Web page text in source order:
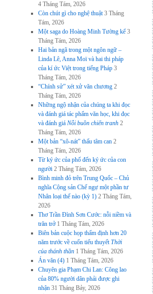
4 Tháng Tám, 2026
Còn chút gì cho nghệ thuật 3 Tháng
Tám, 2026
Một saga do Hoàng Minh Tường kể 3
Tháng Tám, 2026
Hai bản ngã trong một ngôn ngữ –
Linda Lê, Anna Moï và hai thi pháp
của kí ức Việt trong tiếng Pháp 3
Tháng Tám, 2026
“Chính sử” xét xử văn chương 2
Tháng Tám, 2026
Những ngộ nhận của chúng ta khi đọc
và đánh giá tác phẩm văn học, khi đọc
và đánh giá Nỗi buồn chiến tranh 2
Tháng Tám, 2026
Một bản “xô-nát” thấu tâm can 2
Tháng Tám, 2026
Từ ký ức của phố đến ký ức của con
người 2 Tháng Tám, 2026
Bình minh đỏ trên Trung Quốc – Chủ
nghĩa Cộng sản Chế ngự một phần tư
Nhân loại thế nào (kỳ 1) 2 Tháng Tám,
2026
Thơ Trần Đình Sơn Cước: nỗi niềm và
trăn trở 1 Tháng Tám, 2026
Biên bản cuộc họp thẩm định hơn 20
năm trước về cuốn tiểu thuyếtThời
của thánh thần 1 Tháng Tám, 2026
Án văn (4) 1 Tháng Tám, 2026
Chuyên gia Phạm Chi Lan: Công lao
của 80% người dân phải được ghi
nhận 31 Tháng Bảy, 2026